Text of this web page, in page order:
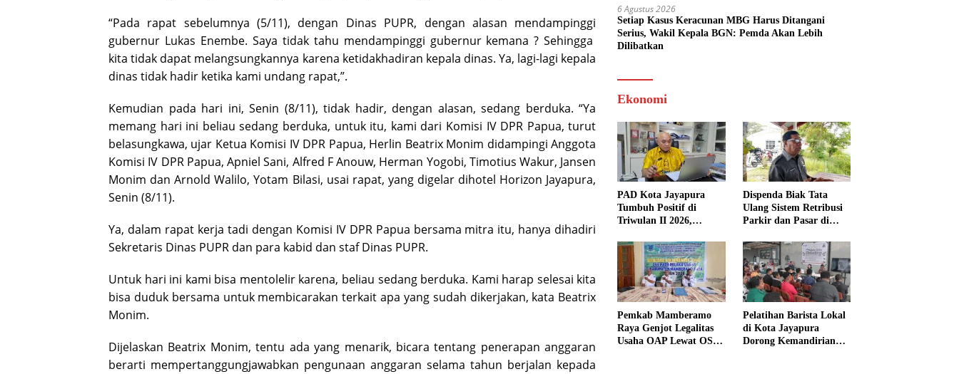
“Pada rapat sebelumnya (5/11), dengan Dinas PUPR, dengan alasan mendampinggi
gubernur Lukas Enembe. Saya tidak tahu mendampinggi gubernur kemana ? Sehingga
kita tidak dapat melangsungkannya karena ketidakhadiran kepala dinas. Ya, lagi-lagi kepala
dinas tidak hadir ketika kami undang rapat,”.
Kemudian pada hari ini, Senin (8/11), tidak hadir, dengan alasan, sedang berduka. “Ya
memang hari ini beliau sedang berduka, untuk itu, kami dari Komisi IV DPR Papua, turut
belasungkawa, ujar Ketua Komisi IV DPR Papua, Herlin Beatrix Monim didampingi Anggota
Komisi IV DPR Papua, Apniel Sani, Alfred F Anouw, Herman Yogobi, Timotius Wakur, Jansen
Monim dan Arnold Walilo, Yotam Bilasi, usai rapat, yang digelar dihotel Horizon Jayapura,
Senin (8/11).
Ya, dalam rapat kerja tadi dengan Komisi IV DPR Papua bersama mitra itu, hanya dihadiri
Sekretaris Dinas PUPR dan para kabid dan staf Dinas PUPR.
Untuk hari ini kami bisa mentolelir karena, beliau sedang berduka. Kami harap selesai kita
bisa duduk bersama untuk membicarakan terkait apa yang sudah dikerjakan, kata Beatrix
Monim.
Dijelaskan Beatrix Monim, tentu ada yang menarik, bicara tentang penerapan anggaran
berarti mempertanggungjawabkan pengunaan anggaran selama tahun berjalan kepada
6 Agustus 2026
Setiap Kasus Keracunan MBG Harus Ditangani
Serius, Wakil Kepala BGN: Pemda Akan Lebih
Dilibatkan
Ekonomi
PAD Kota Jayapura
Tumbuh Positif di
Triwulan II 2026,
Target
Dispenda Biak Tata
Ulang Sistem Retribusi
Parkir dan Pasar di
Pemkab Mamberamo
Raya Genjot Legalitas
Usaha OAP Lewat OSS,
Pelatihan Barista Lokal
di Kota Jayapura
Dorong Kemandirian